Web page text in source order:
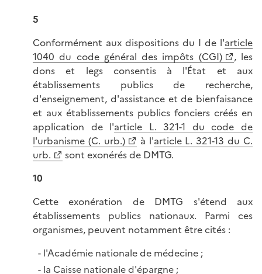
5
Conformément aux dispositions du I de l'article
1040 du code général des impôts (CGI)
, les
dons et legs consentis à l'État et aux
établissements publics de recherche,
d'enseignement, d'assistance et de bienfaisance
et aux établissements publics fonciers créés en
application de l'article L. 321-1 du code de
l'urbanisme (C. urb.)
à l'article L. 321-13 du C.
urb.
sont exonérés de DMTG.
10
Cette exonération de DMTG s'étend aux
établissements publics nationaux. Parmi ces
organismes, peuvent notamment être cités :
l'Académie nationale de médecine ;
la Caisse nationale d'épargne ;